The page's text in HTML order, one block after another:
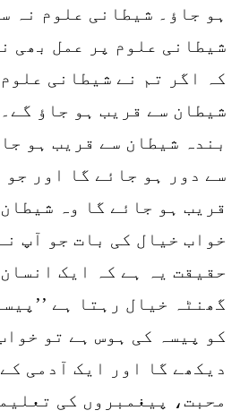
ہو جاؤ۔ شیطانی علوم نہ
شیطانی علوم پر عمل بھی
کہ اگر تم نے شیطانی
شیطان سے قریب ہو جاؤ
بندہ شیطان سے قریب ہو
سے دور ہو جائے گا اور
قریب ہو جائے گا وہ
خواب خیال کی بات جو آپ
گھنٹہ خیال رہتا ہے
کو پیسہ کی ہوس ہے تو
دیکھے گا اور ایک آدمی
محبت، پیغمبروں کی